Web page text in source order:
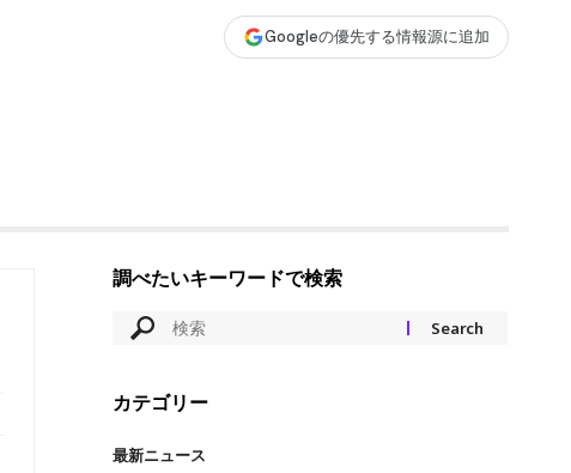
Googleの優先する情報源に追加
調べたいキーワードで検索
カテゴリー
最新ニュース